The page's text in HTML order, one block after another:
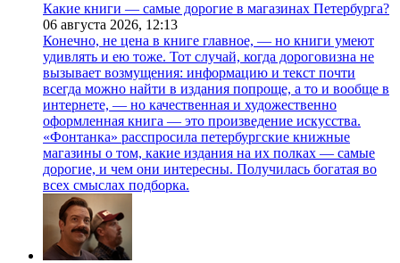
Какие книги — самые дорогие в магазинах Петербурга?
06 августа 2026, 12:13
Конечно, не цена в книге главное, — но книги умеют
удивлять и ею тоже. Тот случай, когда дороговизна не
вызывает возмущения: информацию и текст почти
всегда можно найти в издания попроще, а то и вообще в
интернете, — но качественная и художественно
оформленная книга — это произведение искусства.
«Фонтанка» расспросила петербургские книжные
магазины о том, какие издания на их полках — самые
дорогие, и чем они интересны. Получилась богатая во
всех смыслах подборка.